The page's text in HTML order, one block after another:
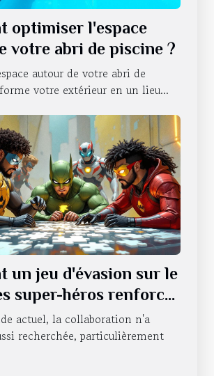
optimiser l'espace
votre abri de piscine ?
autour de votre abri de
votre extérieur en un lieu...
un jeu d'évasion sur le
super-héros renforce
?
actuel, la collaboration n'a
recherchée, particulièrement